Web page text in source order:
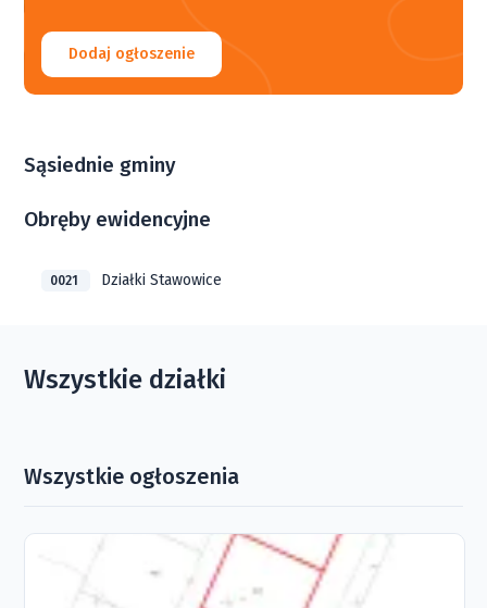
Dodaj ogłoszenie
Sąsiednie gminy
Obręby ewidencyjne
0021 Działki Stawowice
Wszystkie działki
Wszystkie ogłoszenia